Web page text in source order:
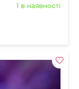
1 в наявності